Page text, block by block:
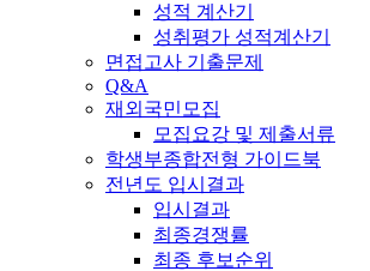
성적 계산기
성취평가 성적계산기
면접고사 기출문제
Q&A
재외국민모집
모집요강 및 제출서류
학생부종합전형 가이드북
전년도 입시결과
입시결과
최종경쟁률
최종 후보순위